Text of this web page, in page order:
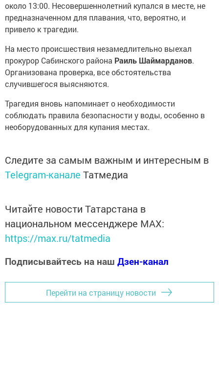
около 13:00. Несовершеннолетний купался в месте, не
предназначенном для плавания, что, вероятно, и
привело к трагедии.
На место происшествия незамедлительно выехал
прокурор Сабинского района Раиль Шаймарданов.
Организована проверка, все обстоятельства
случившегося выясняются.
Трагедия вновь напоминает о необходимости
соблюдать правила безопасности у воды, особенно в
необорудованных для купания местах.
Следите за самым важным и интересным в
Telegram-канале Татмедиа
Читайте новости Татарстана в
национальном мессенджере MАХ:
https://max.ru/tatmedia
Подписывайтесь на наш Дзен-канал
Перейти на страницу новости